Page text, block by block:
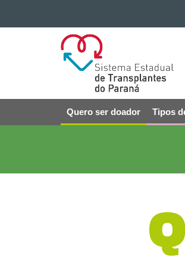
Ir para o conteúdo
Ir para a navegação
Ir para a busca
SISTEMA
ESTADUAL
DE
TRANSPLANTES
DO
PARANÁ
Navegação
Quero ser doador Tipos